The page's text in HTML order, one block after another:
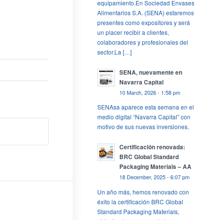
equipamiento.En Sociedad Envases
Alimentarios S.A. (SENA) estaremos
presentes como expositores y será
un placer recibir a clientes,
colaboradores y profesionales del
sector.La […]
SENA, nuevamente en
Navarra Capital
10 March, 2026 - 1:58 pm
SENAsa aparece esta semana en el
medio digital “Navarra Capital” con
motivo de sus nuevas inversiones.
Certificación renovada:
BRC Global Standard
Packaging Materials – AA
18 December, 2025 - 6:07 pm
Un año más, hemos renovado con
éxito la certificación BRC Global
Standard Packaging Materials,